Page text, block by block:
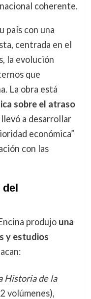
coherente.
país con una
centrada en el
la evolución
que
La obra está
sobre el atraso
a desarrollar
económica”
con las
produjo una
y estudios
Historia de la
volúmenes),